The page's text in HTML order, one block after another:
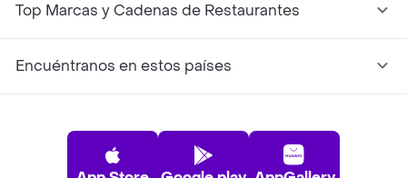
Top Marcas y Cadenas de Restaurantes
Encuéntranos en estos países